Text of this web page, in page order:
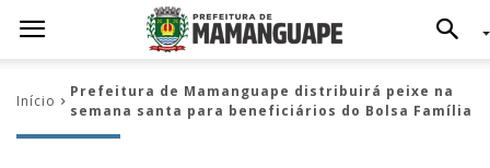
Início
Prefeitura de Mamanguape distribuirá peixe na
semana santa para beneficiários do Bolsa Família